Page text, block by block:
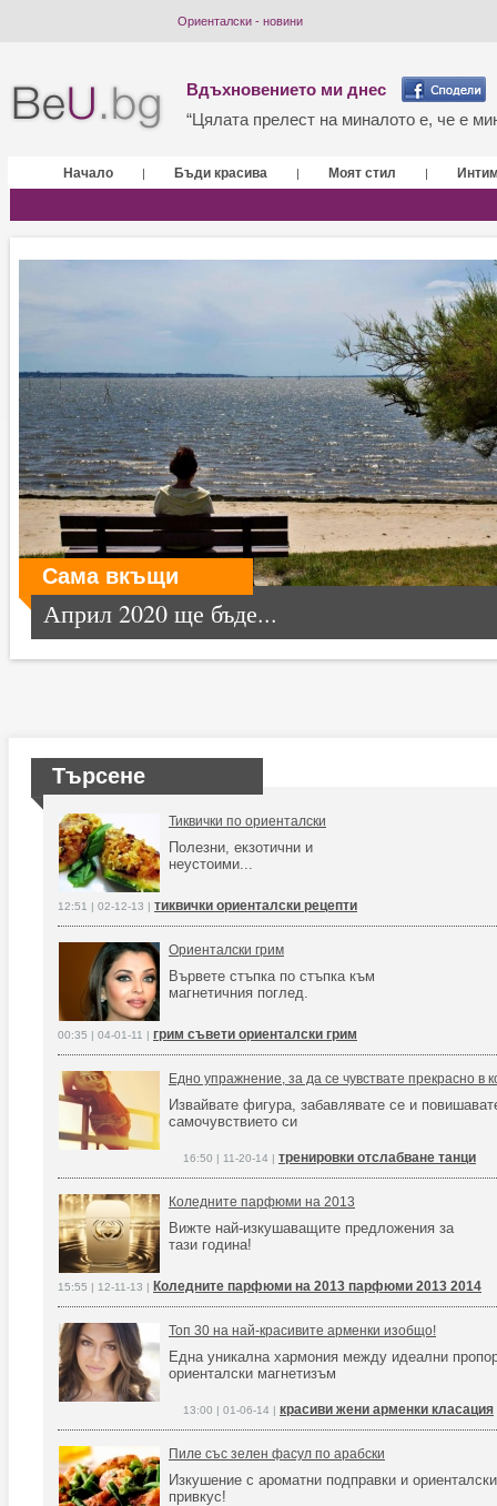
Ориенталски - новини
Вдъхновението ми днес
“Цялата прелест на миналото е, че е
Начало | Бъди красива | Моят стил |
Сама вкъщи
Април 2020 ще бъде...
Търсене
Тиквички по ориенталски
Полезни, екзотични и
неустоими...
12:51 | 02-12-13 | тиквички ориенталски рецепти
Ориенталски грим
Вървете стъпка по стъпка към
магнетичния поглед.
00:35 | 04-01-11 | грим съвети ориенталски грим
Едно упражнение, за да се чувствате прекрасно в
Извайвате фигура, забавлявате се и
самочувствието си
16:50 | 11-20-14 | тренировки отслабване танци
Коледните парфюми на 2013
Вижте най-изкушаващите предложения за
тази година!
15:55 | 12-11-13 | Коледните парфюми на 2013 парфюми 2013 2014
Топ 30 на най-красивите арменки изобщо!
Една уникална хармония между идеални
ориенталски магнетизъм
13:00 | 01-06-14 | красиви жени арменки класация
Пиле със зелен фасул по арабски
Изкушение с ароматни подправки и ориенталски
привкус!